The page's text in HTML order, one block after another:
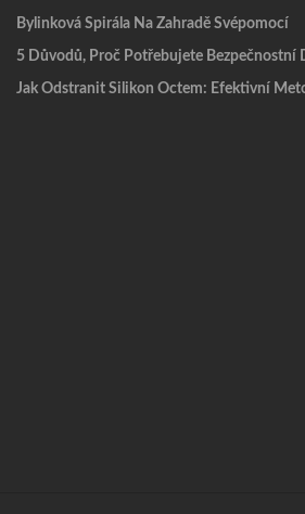
Bylinková Spirála Na Zahradě Svépomocí
5 Důvodů, Proč Potřebujete Bezpečnostní
Jak Odstranit Silikon Octem: Efektivní